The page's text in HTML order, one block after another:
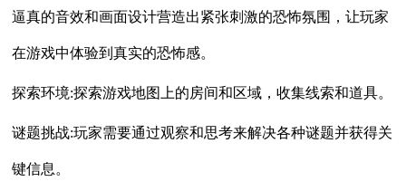
逼真的音效和画面设计营造出紧张刺激的恐怖氛围，让玩家
在游戏中体验到真实的恐怖感。
探索环境:探索游戏地图上的房间和区域，收集线索和道具。
谜题挑战:玩家需要通过观察和思考来解决各种谜题并获得关
键信息。